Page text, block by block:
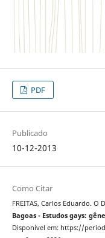
PDF
Publicado
10-12-2013
Como Citar
FREITAS, Carlos Eduardo. O
Bagoas - Estudos gays:
Disponível em: https://